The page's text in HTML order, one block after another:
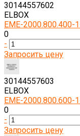
30144557602
ELBOX
EME-2000.800.400-
0
-
Запросить цену
30144557603
ELBOX
EME-2000.800.600-
0
-
Запросить цену